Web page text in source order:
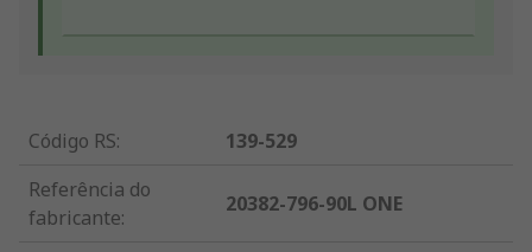
Código RS:
139-529
Referência do
fabricante:
20382-796-90L ONE